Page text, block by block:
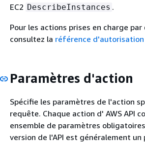
EC2 DescribeInstances .
Pour les actions prises en charge par
consultez la référence d'autorisation
Paramètres d'action
Spécifie les paramètres de l'action
requête. Chaque action d' AWS API
ensemble de paramètres
version de l'API est généralement un